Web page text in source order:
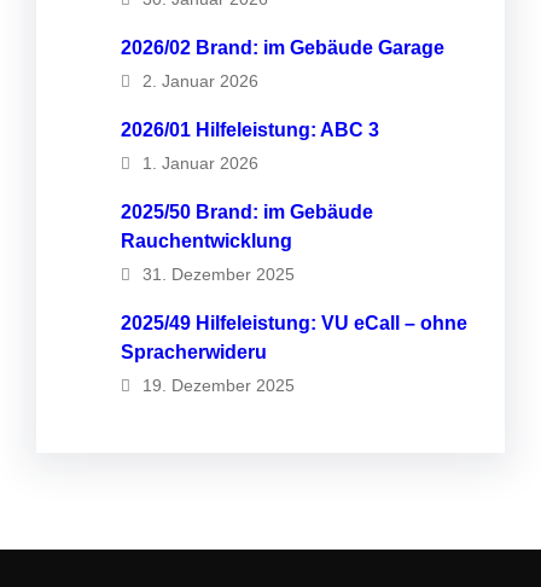
2026/02 Brand: im Gebäude Garage
2. Januar 2026
2026/01 Hilfeleistung: ABC 3
1. Januar 2026
2025/50 Brand: im Gebäude
Rauchentwicklung
31. Dezember 2025
2025/49 Hilfeleistung: VU eCall – ohne
Spracherwideru
19. Dezember 2025